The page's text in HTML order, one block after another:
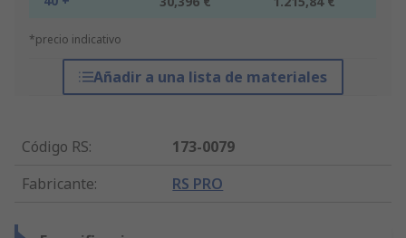
*precio indicativo
Añadir a una lista de materiales
Código RS:
173-0079
Fabricante: RS PRO